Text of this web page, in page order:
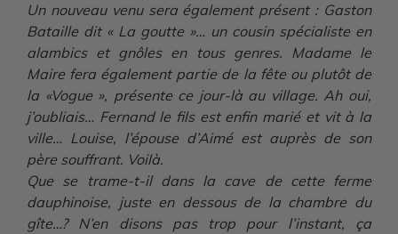
Un nouveau venu sera également présent : Gaston
Bataille dit « La goutte »… un cousin spécialiste en
alambics et gnôles en tous genres. Madame le
Maire fera également partie de la fête ou plutôt de
la «Vogue », présente ce jour-là au village. Ah oui,
j’oubliais… Fernand le fils est enfin marié et vit à la
ville… Louise, l’épouse d’Aimé est auprès de son
père souffrant. Voilà.
Que se trame-t-il dans la cave de cette ferme
dauphinoise, juste en dessous de la chambre du
gîte…? N’en disons pas trop pour l’instant, ça